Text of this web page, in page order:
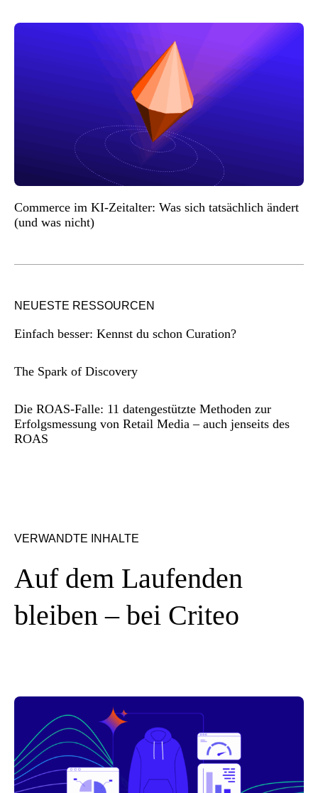
Commerce im KI-Zeitalter: Was sich tatsächlich ändert
(und was nicht)
NEUESTE RESSOURCEN
Einfach besser: Kennst du schon Curation?
The Spark of Discovery
Die ROAS-Falle: 11 datengestützte Methoden zur
Erfolgsmessung von Retail Media – auch jenseits des
ROAS
VERWANDTE INHALTE
Auf dem Laufenden
bleiben – bei Criteo